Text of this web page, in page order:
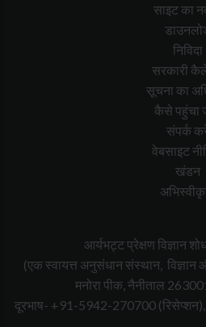
साइट का
निविदा
सरकारी
सूचना का
कैसे पहुंचा
संपर्क
वेबसाइट
खंडन
आर्यभट्ट प्रेक्षण विज्ञान
(एक स्वायत्त अनुसंधान संस्थान, विज्ञान
मनोरा पीक, नैनीताल
दूरभाष- +91-5942-270700 (रिसेप्शन),